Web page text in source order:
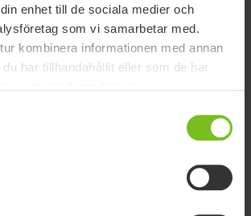
enhet till de sociala medier och
som vi samarbetar med.
kombinera informationen med annan
har tillhandahållit eller som de har
Hur och när stående sker spelar stor
upplevs som ännu ett moment som
kan det kännas tråkigt, frustrerande
meningslöst. Men när aktiviteten är
motiveras av aktiviteter som väcker
att göra val och får samspela
användare som tycker om att rita kan